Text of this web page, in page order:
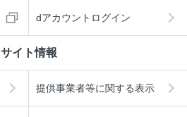
dアカウントログイン
サイト情報
提供事業者等に関する表示